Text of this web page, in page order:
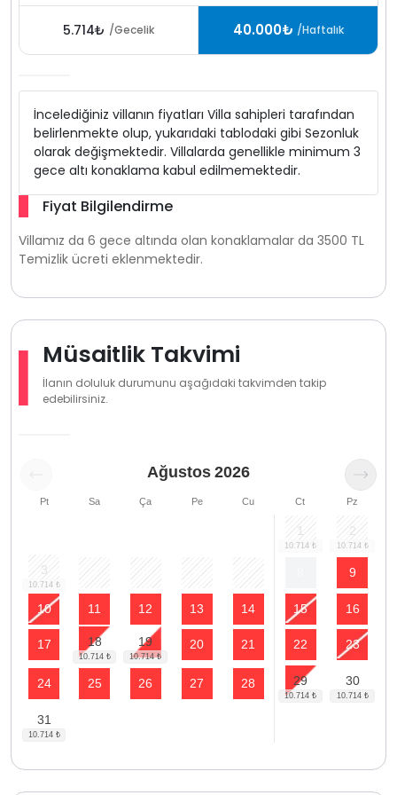
5.714₺ /Gecelik 40.000₺ /Haftalık
İncelediğiniz villanın fiyatları Villa sahipleri tarafından
belirlenmekte olup, yukarıdaki tablodaki gibi Sezonluk
olarak değişmektedir. Villalarda genellikle minimum 3
gece altı konaklama kabul edilmemektedir.
Fiyat Bilgilendirme
Villamız da 6 gece altında olan konaklamalar da 3500 TL
Temizlik ücreti eklenmektedir.
Müsaitlik Takvimi
İlanın doluluk durumunu aşağıdaki takvimden takip
edebilirsiniz.
Ağustos 2026
Pt Sa Ça Pe Cu Ct Pz
1 2
3 9
10 11 12 13 14 15 16
17 18 19 20 21 22 23
24 25 26 27 28 29 30
31